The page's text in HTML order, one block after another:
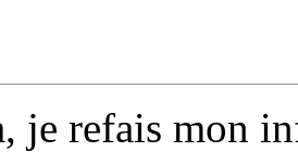
je refais mon